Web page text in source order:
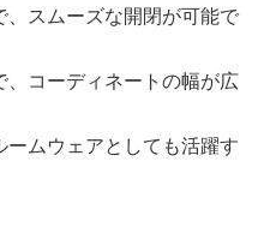
スムーズな開閉が可能で
コーディネートの幅が広
ムウェアとしても活躍す